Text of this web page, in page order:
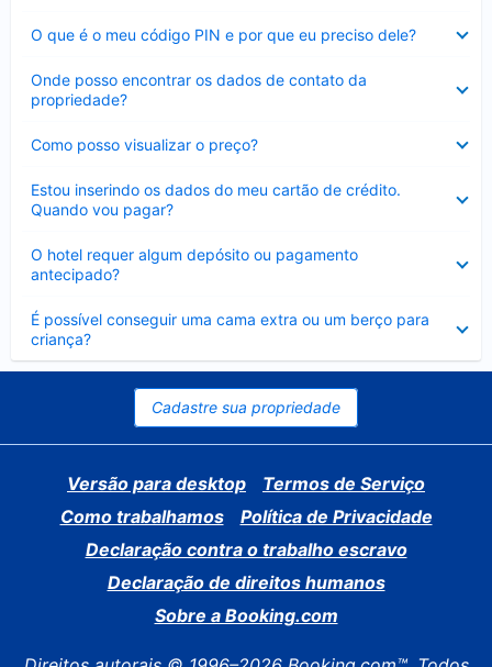
O que é o meu código PIN e por que eu preciso dele?
Onde posso encontrar os dados de contato da
propriedade?
Como posso visualizar o preço?
Estou inserindo os dados do meu cartão de crédito.
Quando vou pagar?
O hotel requer algum depósito ou pagamento
antecipado?
É possível conseguir uma cama extra ou um berço para
criança?
Contraído
Cadastre sua propriedade
Versão para desktop
Termos de Serviço
Como trabalhamos
Política de Privacidade
Declaração contra o trabalho escravo
Declaração de direitos humanos
Sobre a Booking.com